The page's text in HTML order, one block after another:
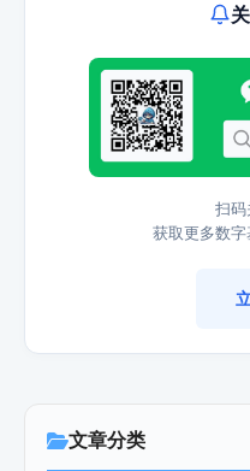
扫码
获取更多数
文章分类